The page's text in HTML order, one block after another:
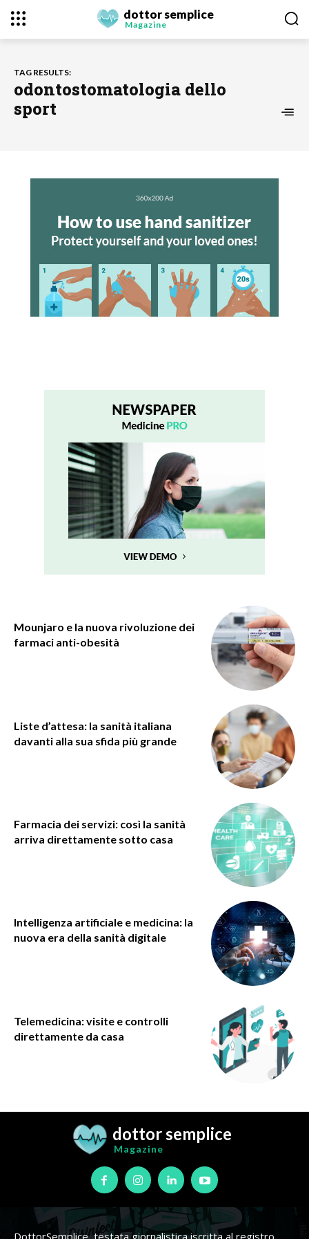
dottor semplice
Magazine
TAG RESULTS:
odontostomatologia dello
sport
Mounjaro e la nuova rivoluzione dei
farmaci anti-obesità
Liste d’attesa: la sanità italiana
davanti alla sua sfida più grande
Farmacia dei servizi: così la sanità
arriva direttamente sotto casa
Intelligenza artificiale e medicina: la
nuova era della sanità digitale
Telemedicina: visite e controlli
direttamente da casa
dottor semplice
Magazine
DottorSemplice, testata giornalistica iscritta al registro